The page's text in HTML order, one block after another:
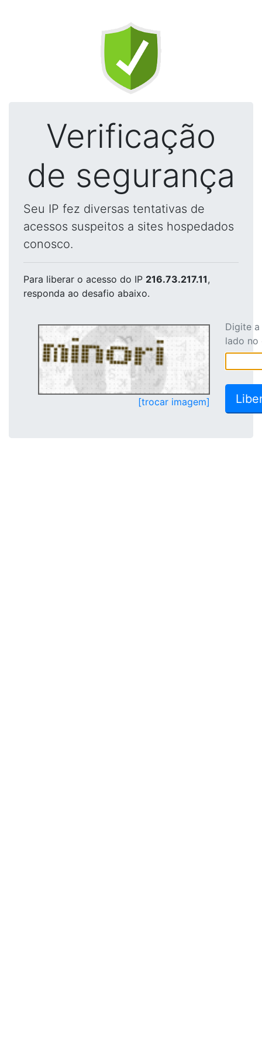
Verificação
de segurança
Seu IP fez diversas tentativas de
acessos suspeitos a sites hospedados
conosco.
Para liberar o acesso do IP 216.73.217.11,
responda ao desafio abaixo.
[trocar imagem]
Digite
lado no